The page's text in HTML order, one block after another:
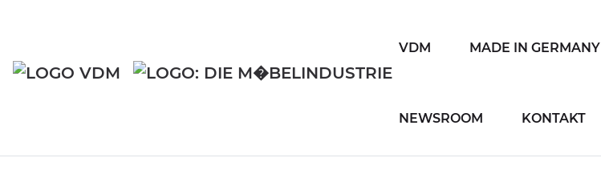
VDM MADE IN GERMANY
NEWSROOM KONTAKT